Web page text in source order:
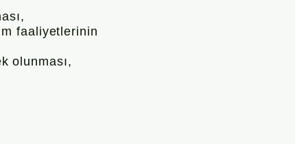
faaliyetlerinin
olunması,